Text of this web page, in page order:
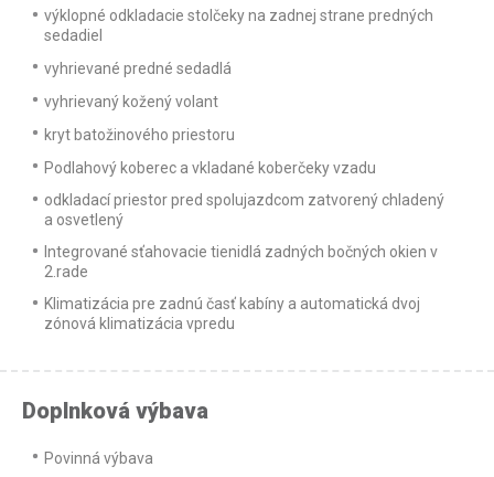
výklopné odkladacie stolčeky na zadnej strane predných
sedadiel
vyhrievané predné sedadlá
vyhrievaný kožený volant
kryt batožinového priestoru
Podlahový koberec a vkladané koberčeky vzadu
odkladací priestor pred spolujazdcom zatvorený chladený
a osvetlený
Integrované sťahovacie tienidlá zadných bočných okien v
2.rade
Klimatizácia pre zadnú časť kabíny a automatická dvoj
zónová klimatizácia vpredu
Doplnková výbava
Povinná výbava